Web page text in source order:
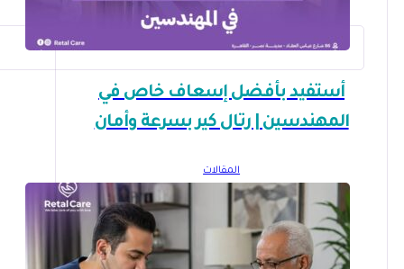
أستفيد بأفضل إسعاف خاص في
المهندسين | رتال كير بسرعة وأمان
المقالات